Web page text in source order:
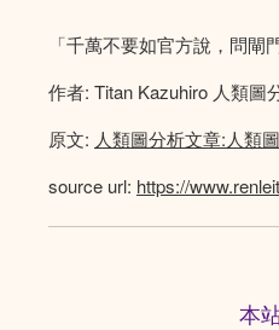
「千萬不要如官方說，問
作者: Titan Kazuhiro 人類圖
原文: 人類圖分析文章:人類
source url: https://
本